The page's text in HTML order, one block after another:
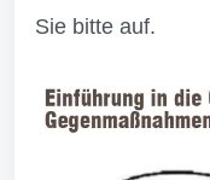
Sie bitte auf.